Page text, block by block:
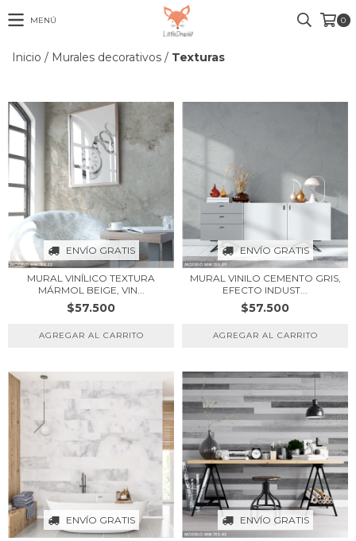
MENÚ 0
Inicio / Murales decorativos / Texturas
ENVÍO GRATIS
MURAL VINÍLICO TEXTURA
MÁRMOL BEIGE, VIN...
$57.500
ENVÍO GRATIS
MURAL VINILO CEMENTO GRIS,
EFECTO INDUST...
$57.500
ENVÍO GRATIS ENVÍO GRATIS